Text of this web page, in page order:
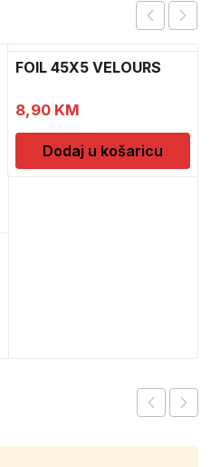
FOIL 45X5 VELOURS
8,90 KM
Dodaj u košaricu